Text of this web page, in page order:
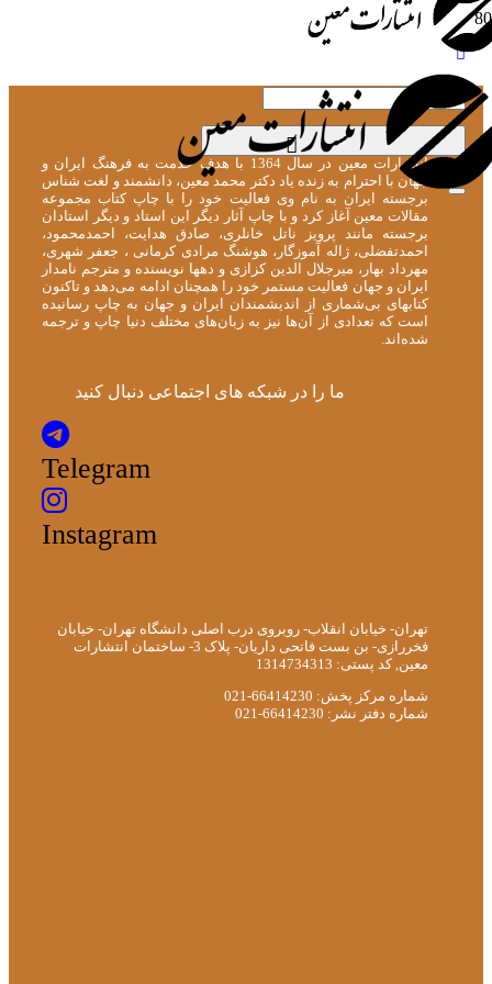
انتشارات معین در سال 1364 با هدف خدمت به فرهنگ ایران و
جهان با احترام به زنده یاد دکتر محمد معین، دانشمند و لغت شناس
برجسته ایران به نام وی فعالیت خود را با چاپ کتاب مجموعه
مقالات معین آغاز کرد و با چاپ آثار دیگر این استاد و دیگر استادان
برجسته مانند پرویز ناتل خانلری، صادق هدایت، احمدمحمود،
احمدتفضلی، ژاله آموزگار، هوشنگ مرادی کرمانی ، جعفر شهری،
مهرداد بهار، میرجلال الدین کزازی و دهها نویسنده و مترجم نامدار
ایران و جهان فعالیت مستمر خود را همچنان ادامه می‌دهد و تاکنون
کتابهای بی‌شماری از اندیشمندان ایران و جهان به چاپ رسانیده
است که تعدادی از آن‌ها نیز به زبان‌های مختلف دنیا چاپ و ترجمه
شده‌اند.
ما را در شبکه های اجتماعی دنبال کنید
Telegram
Instagram
تهران- خیابان انقلاب- روبروی درب اصلی دانشگاه تهران- خیابان
فخررازی- بن بست فاتحی داریان- پلاک 3- ساختمان انتشارات
معین, کد پستی: 1314734313
شماره مرکز پخش: 66414230-021
شماره دفتر نشر: 66414230-021